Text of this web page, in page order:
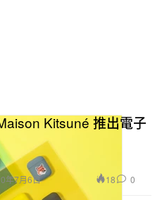
Kitsuné 推出電子
年7月6日 18 0